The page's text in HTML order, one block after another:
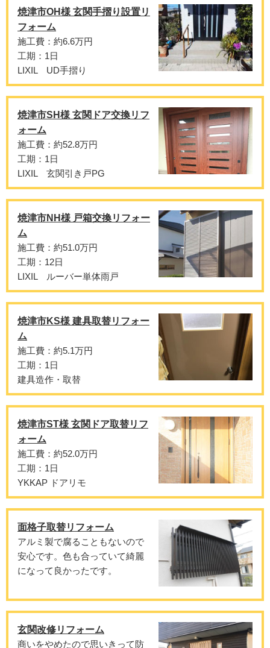
焼津市OH様 玄関手摺り設置リ
フォーム
施工費：約6.6万円
工期：1日
LIXIL UD手摺り
焼津市SH様 玄関ドア交換リフ
ォーム
施工費：約52.8万円
工期：1日
LIXIL 玄関引き戸PG
焼津市NH様 戸箱交換リフォー
ム
施工費：約51.0万円
工期：12日
LIXIL ルーバー単体雨戸
焼津市KS様 建具取替リフォー
ム
施工費：約5.1万円
工期：1日
建具造作・取替
焼津市ST様 玄関ドア取替リフ
ォーム
施工費：約52.0万円
工期：1日
YKKAP ドアリモ
面格子取替リフォーム
アルミ製で腐ることもないので
安心です。色も合っていて綺麗
になって良かったです。
玄関改修リフォーム
商いをやめたので思いきって防